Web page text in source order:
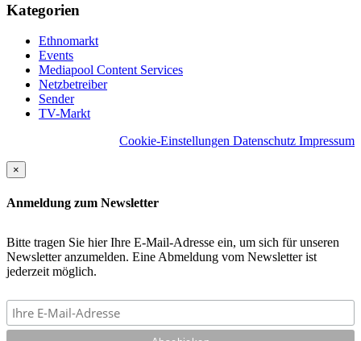
Kategorien
Ethnomarkt
Events
Mediapool Content Services
Netzbetreiber
Sender
TV-Markt
Cookie-Einstellungen Datenschutz Impressum
×
Anmeldung zum Newsletter
Bitte tragen Sie hier Ihre E-Mail-Adresse ein, um sich für unseren
Newsletter anzumelden. Eine Abmeldung vom Newsletter ist
jederzeit möglich.